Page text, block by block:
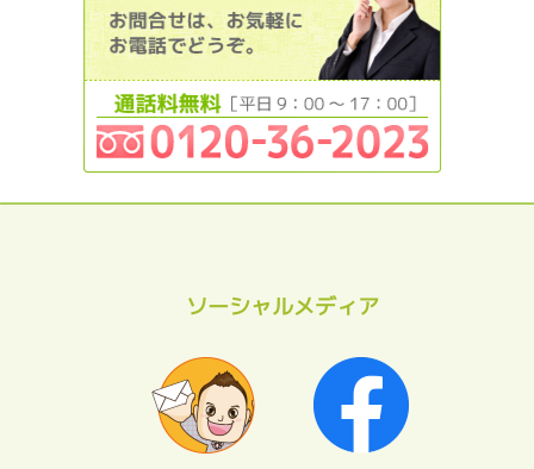
ソーシャルメディア